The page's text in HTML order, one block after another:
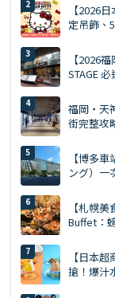
【2026
定吊飾、
【2026
STAGE
福岡・天
街完整攻
【博多
ング）一
【札幌
Buffet：
【日本
搶！爆汁